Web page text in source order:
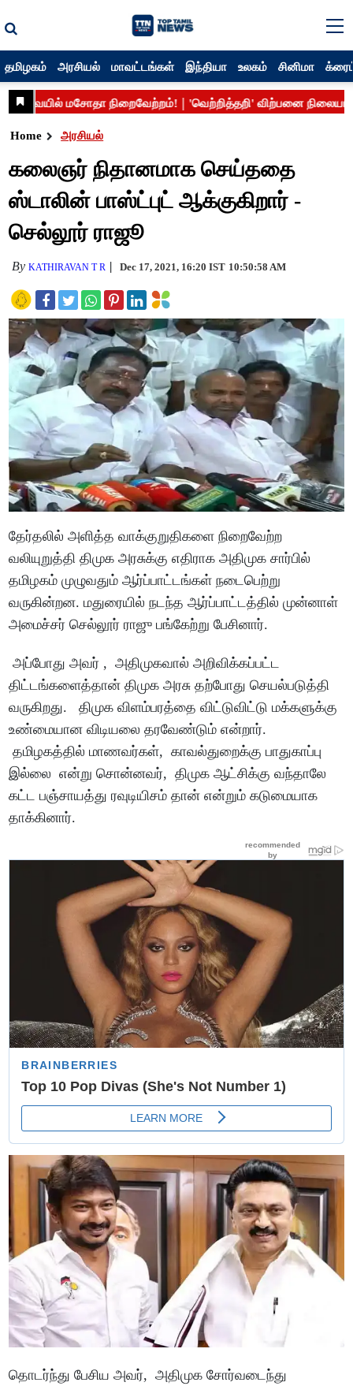
தமிழகம் அரசியல் மாவட்டங்கள் இந்தியா உலகம் சினிமா
Home அரசியல்
கலைஞர் நிதானமாக செய்ததை
ஸ்டாலின் பாஸ்ட்புட் ஆக்குகிறார் -
செல்லூர் ராஜூ
ByKATHIRAVAN T R Dec 17, 2021, 16:20 IST 10:50:58 AM
தேர்தலில் அளித்த வாக்குறுதிகளை நிறைவேற்ற
வலியுறுத்தி திமுக அரசுக்கு எதிராக அதிமுக சார்பில்
தமிழகம் முழுவதும் ஆர்ப்பாட்டங்கள் நடைபெற்று
வருகின்றன. மதுரையில் நடந்த ஆர்ப்பாட்டத்தில் முன்னாள்
அமைச்சர் செல்லூர் ராஜு பங்கேற்று பேசினார்.
அப்போது அவர் , அதிமுகவால் அறிவிக்கப்பட்ட
திட்டங்களைத்தான் திமுக அரசு தற்போது செயல்படுத்தி
வருகிறது. திமுக விளம்பரத்தை விட்டுவிட்டு மக்களுக்கு
உண்மையான விடியலை தரவேண்டும் என்றார்.
தமிழகத்தில் மாணவர்கள், காவல்துறைக்கு பாதுகாப்பு
இல்லை என்று சொன்னவர், திமுக ஆட்சிக்கு வந்தாலே
கட்ட பஞ்சாயத்து ரவுடியிசம் தான் என்றும் கடுமையாக
தாக்கினார்.
தொடர்ந்து பேசிய அவர், அதிமுக சோர்வடைந்து